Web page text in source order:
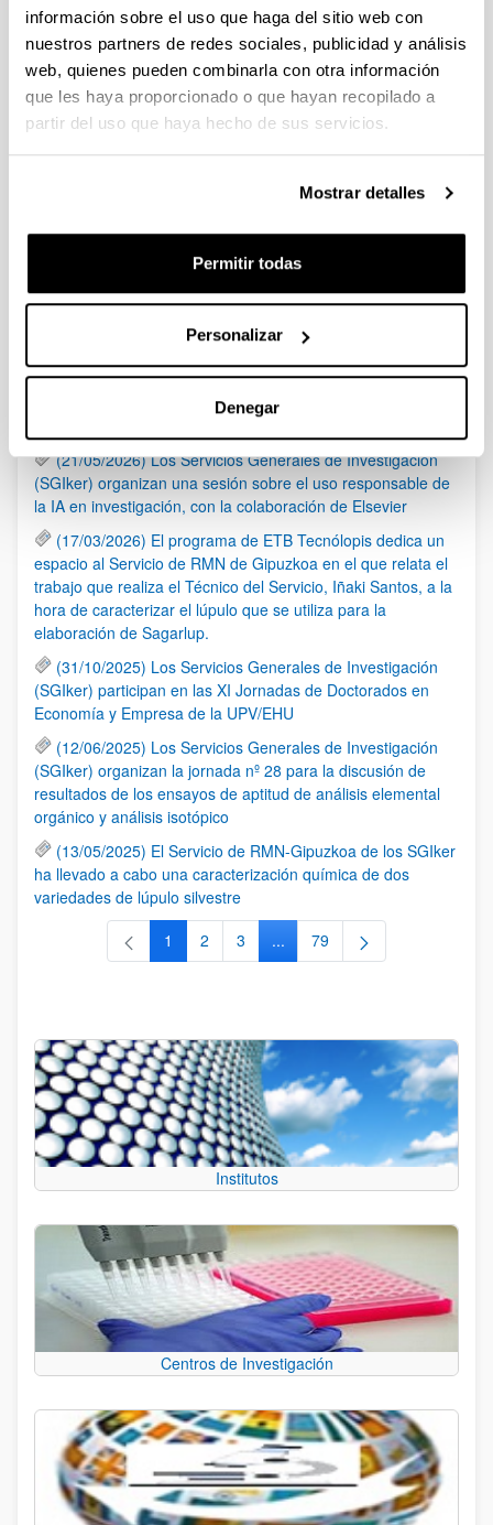
información sobre el uso que haga del sitio web con
nuestros partners de redes sociales, publicidad y análisis
web, quienes pueden combinarla con otra información
que les haya proporcionado o que hayan recopilado a
partir del uso que haya hecho de sus servicios.
Mostrar detalles
Permitir todas
Personalizar
Denegar
PIFG20/21: ”Ciencia de Materiales”
Plazo de presentación cerrado: 03/02/2021 - 23/02/2021
Se ha publicado la propuesta de adjudicación
Convocatoria de expresiones de interés para la financiación
extraordinaria de proyectos de investigación sobre SARS-
Sin trámite abierto
83 84 85
(21/05/2026) Los Servicios Generales de Investigación
(SGIker) organizan una sesión sobre el uso responsable de
la IA en investigación, con la colaboración de Elsevier
(17/03/2026) El programa de ETB Tecnólopis dedica un
espacio al Servicio de RMN de Gipuzkoa en el que relata el
trabajo que realiza el Técnico del Servicio, Iñaki Santos, a la
hora de caracterizar el lúpulo que se utiliza para la
elaboración de Sagarlup.
(31/10/2025) Los Servicios Generales de Investigación
(SGIker) participan en las XI Jornadas de Doctorados en
Economía y Empresa de la UPV/EHU
(12/06/2025) Los Servicios Generales de Investigación
(SGIker) organizan la jornada nº 28 para la discusión de
resultados de los ensayos de aptitud de análisis elemental
orgánico y análisis isotópico
(13/05/2025) El Servicio de RMN-Gipuzkoa de los SGIker
ha llevado a cabo una caracterización química de dos
variedades de lúpulo silvestre
Página
1 Página
2 Página
3 ...Páginas intermedias Use TAB
Página
79
Institutos
Centros de Investigación